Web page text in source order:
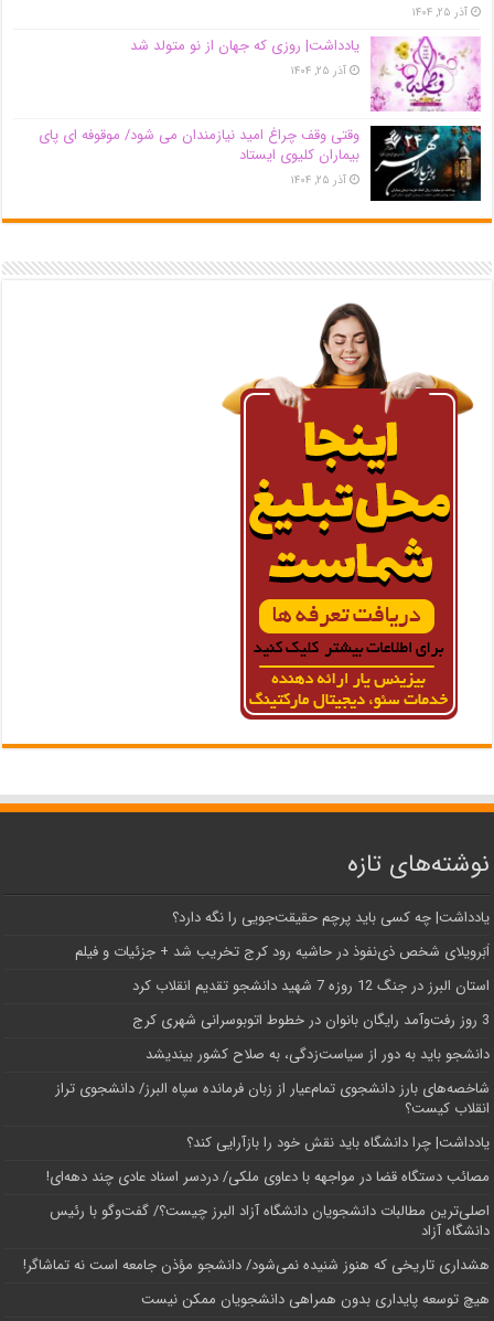
آذر ۲۵, ۱۴۰۴
یادداشت| روزی که جهان از نو متولد شد
آذر ۲۵, ۱۴۰۴
وقتی وقف چراغ امید نیازمندان می شود/ موقوفه ای پای
بیماران کلیوی ایستاد
آذر ۲۵, ۱۴۰۴
نوشته‌های تازه
یادداشت| ‌چه کسی باید پرچم حقیقت‌جویی را نگه دارد؟
اَبَر‌ویلای شخص ذی‌نفوذ در حاشیه‌ رود کرج تخریب شد + جزئیات و فیلم
استان البرز در جنگ 12 روزه 7 شهید دانشجو تقدیم انقلاب کرد
3 روز رفت‌وآمد رایگان بانوان در خطوط اتوبوسرانی شهری کرج
دانشجو باید به دور از سیاست‌زدگی، به صلاح کشور بیندیشد
شاخصه‌های بارز دانشجوی تمام‌عیار از زبان فرمانده سپاه البرز/ دانشجوی تراز
انقلاب کیست؟
یادداشت| چرا دانشگاه باید نقش خود را بازآرایی کند؟
مصائب دستگاه قضا در مواجهه با دعاوی ملکی/ دردسر اسناد عادی چند‌ دهه‌ای!
اصلی‌ترین مطالبات دانشجویان دانشگاه آزاد البرز چیست؟/ گفت‌وگو با رئیس
دانشگاه آز‌اد
هشداری تاریخی که هنوز شنیده نمی‌شود/ دانشجو مؤذن جامعه است نه تماشاگر!
هیچ توسعه پایداری بدون همراهی دانشجویان ممکن نیست